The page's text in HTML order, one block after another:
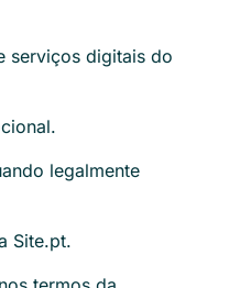
serviços digitais do
legalmente
Site.pt.